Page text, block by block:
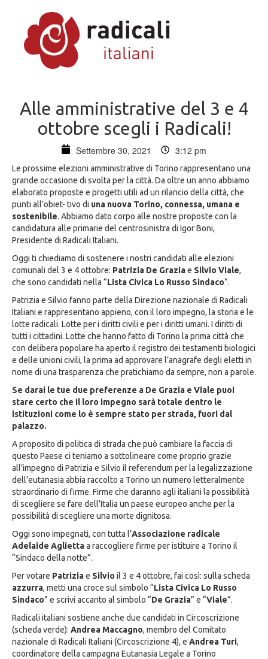
Alle amministrative del 3 e 4
ottobre scegli i Radicali!
Settembre 30, 2021 3:12 pm
Le prossime elezioni amministrative di Torino rappresentano una
grande occasione di svolta per la città. Da oltre un anno abbiamo
elaborato proposte e progetti utili ad un rilancio della città, che
punti all’obiet- tivo di una nuova Torino, connessa, umana e
sostenibile. Abbiamo dato corpo alle nostre proposte con la
candidatura alle primarie del centrosinistra di Igor Boni,
Presidente di Radicali Italiani.
Oggi ti chiediamo di sostenere i nostri candidati alle elezioni
comunali del 3 e 4 ottobre: Patrizia De Graziae Silvio Viale,
che sono candidati nella “Lista Civica Lo Russo Sindaco“.
Patrizia e Silvio fanno parte della Direzione nazionale di Radicali
Italiani e rappresentano appieno, con il loro impegno, la storia e le
lotte radicali. Lotte per i diritti civili e per i diritti umani. I diritti di
tutti i cittadini. Lotte che hanno fatto di Torino la prima città che
con delibera popolare ha aperto il registro dei testamenti biologici
e delle unioni civili, la prima ad approvare l’anagrafe degli eletti in
nome di una trasparenza che pratichiamo da sempre, non a parole.
Se darai le tue due preferenze a De Grazia e Viale puoi
stare certo che il loro impegno sarà totale dentro le
istituzioni come lo è sempre stato per strada, fuori dal
palazzo.
A proposito di politica di strada che può cambiare la faccia di
questo Paese ci teniamo a sottolineare come proprio grazie
all’impegno di Patrizia e Silvio il referendum per la legalizzazione
dell’eutanasia abbia raccolto a Torino un numero letteralmente
straordinario di firme. Firme che daranno agli italiani la possibilità
di scegliere se fare dell’Italia un paese europeo anche per la
possibilità di scegliere una morte dignitosa.
Oggi sono impegnati, con tutta l’Associazione radicale
Adelaide Agliettaa raccogliere firme per istituire a Torino il
“Sindaco della notte”.
Per votare Patriziae Silvio il 3 e 4 ottobre, fai così: sulla scheda
azzurra, metti una croce sul simbolo “Lista Civica Lo Russo
Sindaco” e scrivi accanto al simbolo “De Grazia” e “Viale”.
Radicali italiani sostiene anche due candidati in Circoscrizione
(scheda verde): Andrea Maccagno, membro del Comitato
nazionale di Radicali Italiani (Circoscrizione 4), e Andrea Turi,
coordinatore della campagna Eutanasia Legale a Torino